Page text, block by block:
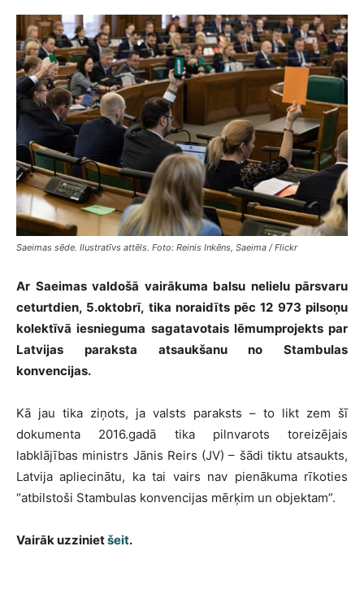
Saeimas sēde. Ilustratīvs attēls. Foto: Reinis Inkēns, Saeima / Flickr
Ar Saeimas valdošā vairākuma balsu nelielu pārsvaru
ceturtdien, 5.oktobrī, tika noraidīts pēc 12 973 pilsoņu
kolektīvā iesnieguma sagatavotais lēmumprojekts par
Latvijas paraksta atsaukšanu no Stambulas
konvencijas.
Kā jau tika ziņots, ja valsts paraksts – to likt zem šī
dokumenta 2016.gadā tika pilnvarots toreizējais
labklājības ministrs Jānis Reirs (JV) – šādi tiktu atsaukts,
Latvija apliecinātu, ka tai vairs nav pienākuma rīkoties
“atbilstoši Stambulas konvencijas mērķim un objektam”.
Vairāk uzzinietšeit.